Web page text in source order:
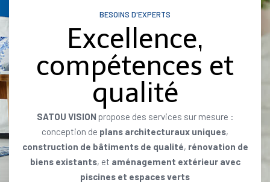
BESOINS D'EXPERTS
Excellence,
compétences et
qualité
SATOU VISION propose des services sur mesure :
conception de plans architecturaux uniques,
construction de bâtiments de qualité, rénovation de
biens existants, et aménagement extérieur avec
piscines et espaces verts